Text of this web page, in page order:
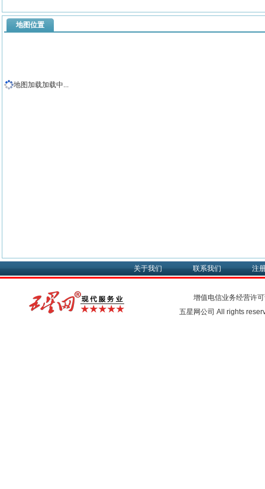
地图位置
地图加载加载中...
关于我们 联系我们 注
增值电信业务经营许
五星网公司 All rights